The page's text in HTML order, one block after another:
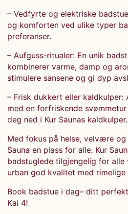
– Vedfyrte og elektriske
og komforten ved ulike typer
preferanser.
– Aufguss-ritualer: En unik
kombinerer varme, damp og
stimulere sansene og gi dyp
– Frisk dukkert eller kaldkulper:
med en forfriskende
deg ned i Kur Saunas kaldkulper.
Med fokus på helse, velvære og
Sauna en plass for alle. Kur
badstuglede tilgjengelig for alle
urban god kvalitet med rimelige
Book badstue i dag– ditt
Kai 4!